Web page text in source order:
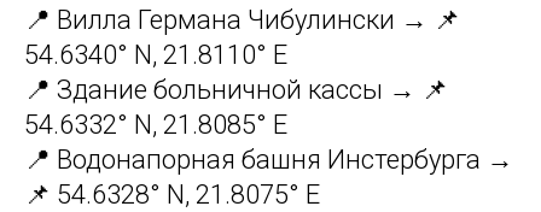
📍 Вилла Германа Чибулински → 📌
54.6340° N, 21.8110° E
📍 Здание больничной кассы → 📌
54.6332° N, 21.8085° E
📍 Водонапорная башня Инстербурга →
📌 54.6328° N, 21.8075° E